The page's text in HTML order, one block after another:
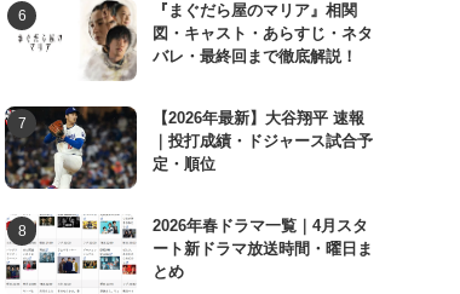
『まぐだら屋のマリア』相関
図・キャスト・あらすじ・ネタ
バレ・最終回まで徹底解説！
【2026年最新】大谷翔平 速報
｜投打成績・ドジャース試合予
定・順位
2026年春ドラマ一覧｜4月スタ
ート新ドラマ放送時間・曜日ま
とめ